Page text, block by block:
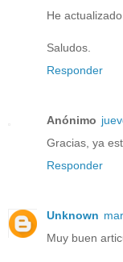
He
Saludos.
Responder
Anónimo
Gracias, ya
Responder
Unknown
Muy buen